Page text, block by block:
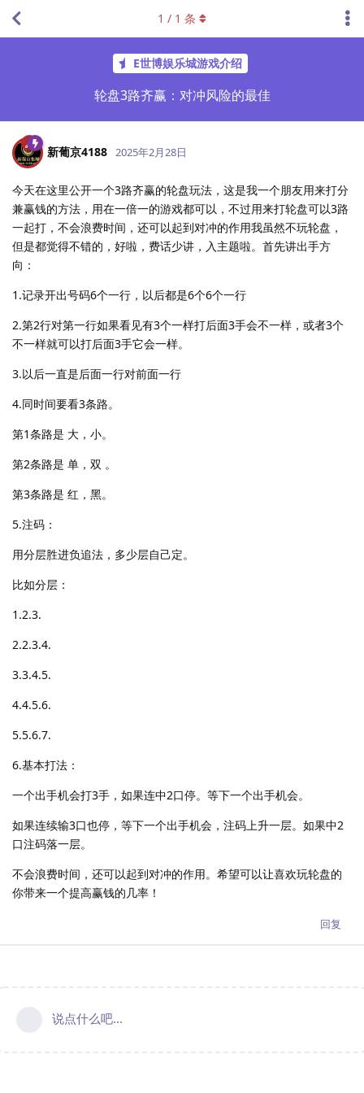
E世博娱乐城游戏介绍
轮盘3路齐赢：对冲风险的最佳
1 / 1 条
新葡京4188 2025年2月28日
今天在这里公开一个3路齐赢的轮盘玩法，这是我一个朋友用来打分
兼赢钱的方法，用在一倍一的游戏都可以，不过用来打轮盘可以3路
一起打，不会浪费时间，还可以起到对冲的作用我虽然不玩轮盘，
但是都觉得不错的，好啦，费话少讲，入主题啦。首先讲出手方
向：
1.记录开出号码6个一行，以后都是6个6个一行
2.第2行对第一行如果看见有3个一样打后面3手会不一样，或者3个
不一样就可以打后面3手它会一样。
3.以后一直是后面一行对前面一行
4.同时间要看3条路。
第1条路是 大，小。
第2条路是 单，双 。
第3条路是 红，黑。
5.注码：
用分层胜进负追法，多少层自己定。
比如分层：
1.2.3.
2.2.3.4.
3.3.4.5.
4.4.5.6.
5.5.6.7.
6.基本打法：
一个出手机会打3手，如果连中2口停。等下一个出手机会。
如果连续输3口也停，等下一个出手机会，注码上升一层。如果中2
口注码落一层。
不会浪费时间，还可以起到对冲的作用。希望可以让喜欢玩轮盘的
你带来一个提高赢钱的几率！
回复
说点什么吧...